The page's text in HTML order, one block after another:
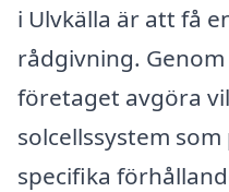
i Ulvkälla är att få
rådgivning.
företaget avgöra
solcellssystem
specifika